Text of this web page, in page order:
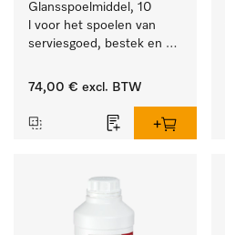
Glansspoelmiddel, 10
l voor het spoelen van
serviesgoed, bestek en
74,00 € excl. BTW